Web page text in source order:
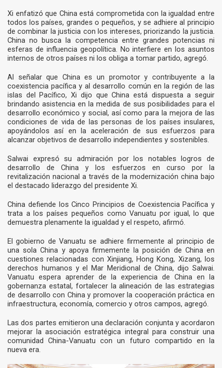
Xi enfatizó que China está comprometida con la igualdad entre
todos los países, grandes o pequeños, y se adhiere al principio
de combinar la justicia con los intereses, priorizando la justicia.
China no busca la competencia entre grandes potencias ni
esferas de influencia geopolítica. No interfiere en los asuntos
internos de otros países ni los obliga a tomar partido, agregó.
Al señalar que China es un promotor y contribuyente a la
coexistencia pacífica y al desarrollo común en la región de las
islas del Pacífico, Xi dijo que China está dispuesta a seguir
brindando asistencia en la medida de sus posibilidades para el
desarrollo económico y social, así como para la mejora de las
condiciones de vida de las personas de los países insulares,
apoyándolos así en la aceleración de sus esfuerzos para
alcanzar objetivos de desarrollo independientes y sostenibles.
Salwai expresó su admiración por los notables logros de
desarrollo de China y los esfuerzos en curso por la
revitalización nacional a través de la modernización china bajo
el destacado liderazgo del presidente Xi.
China defiende los Cinco Principios de Coexistencia Pacífica y
trata a los países pequeños como Vanuatu por igual, lo que
demuestra plenamente la igualdad y el respeto, afirmó.
El gobierno de Vanuatu se adhiere firmemente al principio de
una sola China y apoya firmemente la posición de China en
cuestiones relacionadas con Xinjiang, Hong Kong, Xizang, los
derechos humanos y el Mar Meridional de China, dijo Salwai.
Vanuatu espera aprender de la experiencia de China en la
gobernanza estatal, fortalecer la alineación de las estrategias
de desarrollo con China y promover la cooperación práctica en
infraestructura, economía, comercio y otros campos, agregó.
Las dos partes emitieron una declaración conjunta y acordaron
mejorar la asociación estratégica integral para construir una
comunidad China-Vanuatu con un futuro compartido en la
nueva era.